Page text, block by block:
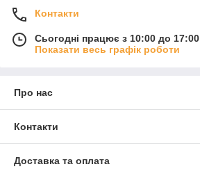
Контакти
Сьогодні працює з 10:00 до 17:00
Показати весь графік роботи
Про нас
Контакти
Доставка та оплата